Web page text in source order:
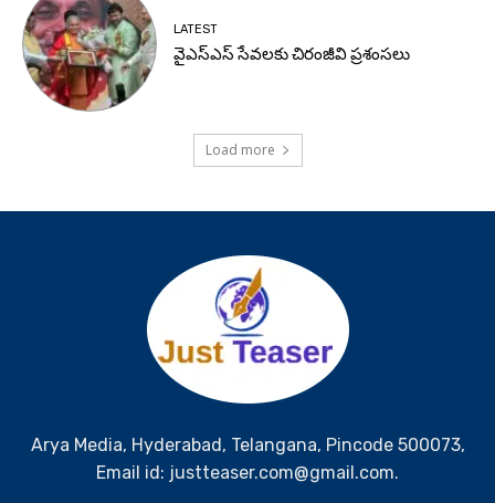
LATEST
వైఎస్ఎస్ సేవలకు చిరంజీవి ప్రశంసలు
Load more
Arya Media, Hyderabad, Telangana, Pincode 500073,
Email id: justteaser.com@gmail.com.